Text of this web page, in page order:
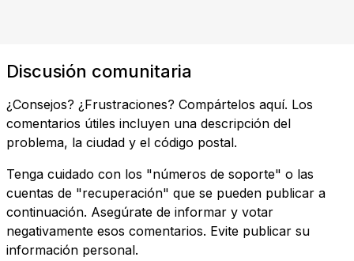
Discusión comunitaria
¿Consejos? ¿Frustraciones? Compártelos aquí. Los
comentarios útiles incluyen una descripción del
problema, la ciudad y el código postal.
Tenga cuidado con los "números de soporte" o las
cuentas de "recuperación" que se pueden publicar a
continuación. Asegúrate de informar y votar
negativamente esos comentarios. Evite publicar su
información personal.